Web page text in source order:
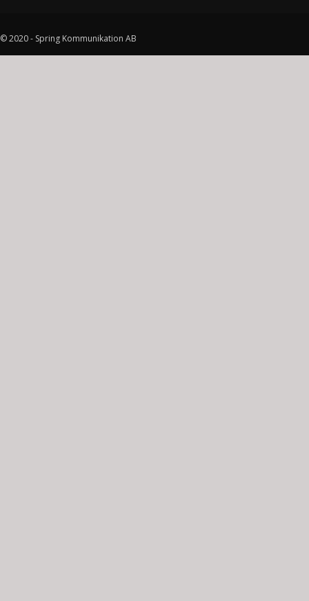
© 2020 - Spring Kommunikation AB